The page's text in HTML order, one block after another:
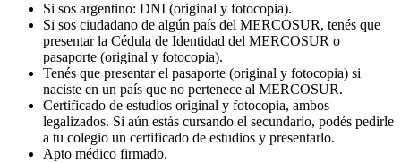
Si sos argentino: DNI (original y fotocopia).
Si sos ciudadano de algún país del MERCOSUR, tenés que
presentar la Cédula de Identidad del MERCOSUR o
pasaporte (original y fotocopia).
Tenés que presentar el pasaporte (original y fotocopia) si
naciste en un país que no pertenece al MERCOSUR.
Certificado de estudios original y fotocopia, ambos
legalizados. Si aún estás cursando el secundario, podés pedirle
a tu colegio un certificado de estudios y presentarlo.
Apto médico firmado.